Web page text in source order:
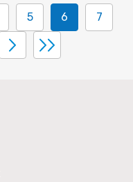
5 6 7